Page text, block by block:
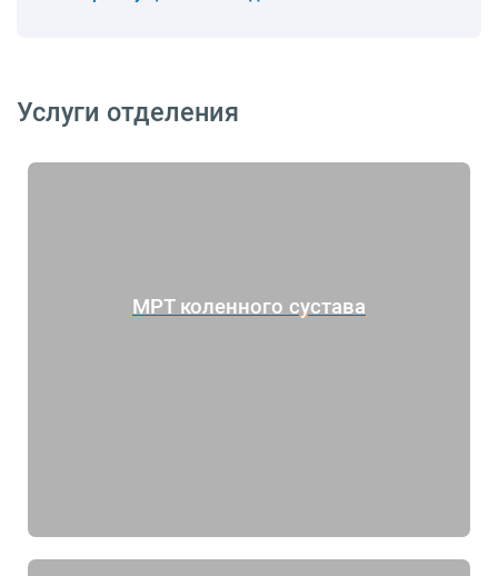
Услуги отделения
МРТ коленного сустава